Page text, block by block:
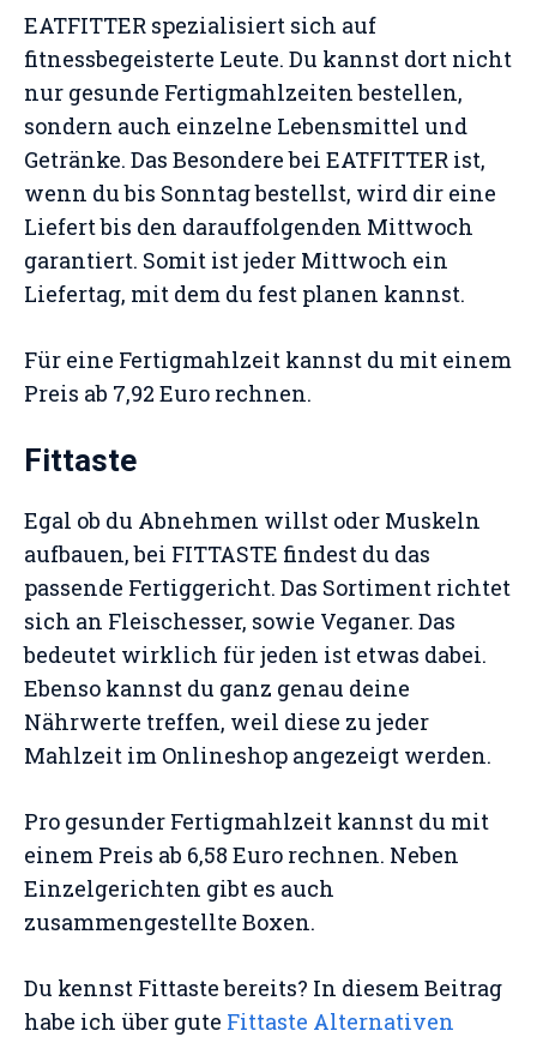
EATFITTER spezialisiert sich auf
fitnessbegeisterte Leute. Du kannst dort nicht
nur gesunde Fertigmahlzeiten bestellen,
sondern auch einzelne Lebensmittel und
Getränke. Das Besondere bei EATFITTER ist,
wenn du bis Sonntag bestellst, wird dir eine
Liefert bis den darauffolgenden Mittwoch
garantiert. Somit ist jeder Mittwoch ein
Liefertag, mit dem du fest planen kannst.
Für eine Fertigmahlzeit kannst du mit einem
Preis ab 7,92 Euro rechnen.
Fittaste
Egal ob du Abnehmen willst oder Muskeln
aufbauen, bei FITTASTE findest du das
passende Fertiggericht. Das Sortiment richtet
sich an Fleischesser, sowie Veganer. Das
bedeutet wirklich für jeden ist etwas dabei.
Ebenso kannst du ganz genau deine
Nährwerte treffen, weil diese zu jeder
Mahlzeit im Onlineshop angezeigt werden.
Pro gesunder Fertigmahlzeit kannst du mit
einem Preis ab 6,58 Euro rechnen. Neben
Einzelgerichten gibt es auch
zusammengestellte Boxen.
Du kennst Fittaste bereits? In diesem Beitrag
habe ich über gute Fittaste Alternativen